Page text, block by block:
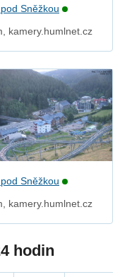
Sněžkou
kamery.humlnet.cz
Sněžkou
kamery.humlnet.cz
hodin